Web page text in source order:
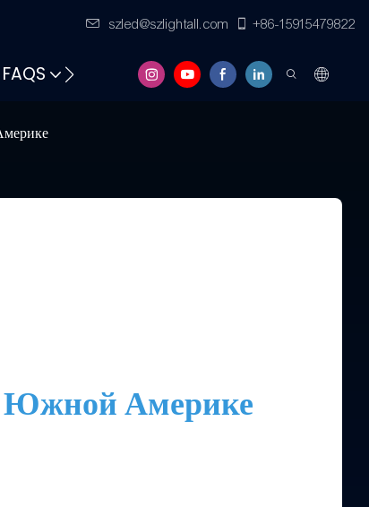
szled@szlightall.com +86-15915479822
FAQS РЕСУРСЫ И ПОДДЕРЖКА
Южной Америке